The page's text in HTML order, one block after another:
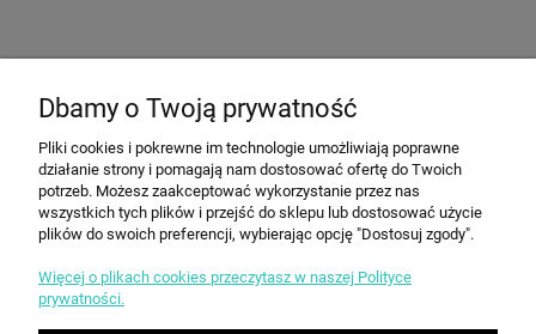
INFORMACJE
ZAKUPY
Dbamy o Twoją prywatność
Pliki cookies i pokrewne im technologie umożliwiają poprawne
działanie strony i pomagają nam dostosować ofertę do Twoich
potrzeb. Możesz zaakceptować wykorzystanie przez nas
wszystkich tych plików i przejść do sklepu lub dostosować użycie
plików do swoich preferencji, wybierając opcję "Dostosuj zgody".
Więcej o plikach cookies przeczytasz w naszej Polityce
prywatności.